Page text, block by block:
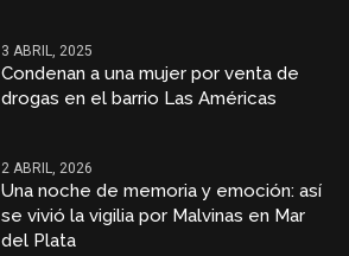
3 ABRIL, 2025
Condenan a una mujer por venta de
drogas en el barrio Las Américas
2 ABRIL, 2026
Una noche de memoria y emoción: así
se vivió la vigilia por Malvinas en Mar
del Plata